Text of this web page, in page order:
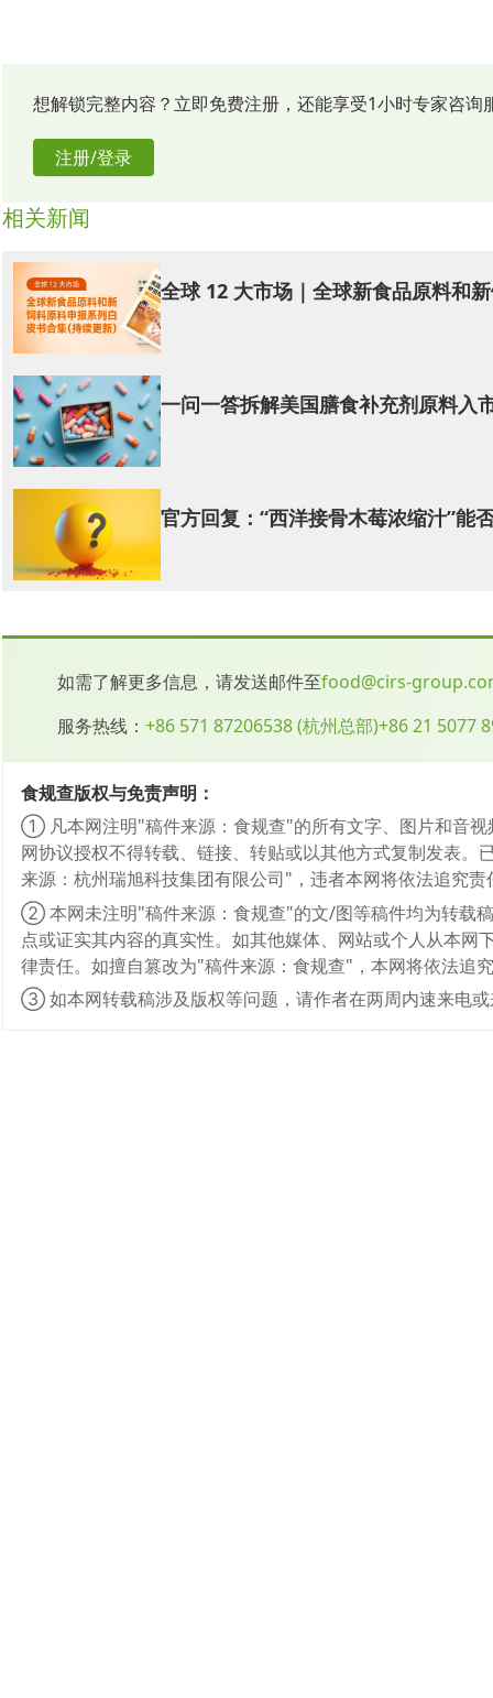
想解锁完整内容？立即免费注册，还能享受1小时专家咨询
注册/登录
相关新闻
全球 12 大市场｜全球新食品原料和
一问一答拆解美国膳食补充剂原料入
官方回复：“西洋接骨木莓浓缩汁”能
如需了解更多信息，请发送邮件至food@cirs-
服务热线： +86 571 87206538(杭州总部)+86 21 5077
食规查版权与免责声明：
① 凡本网注明"稿件来源：食规查"的所有文字、图片和音
网协议授权不得转载、链接、转贴或以其他方式复制发表
来源：杭州瑞旭科技集团有限公司"，违者本网将依法追究责
② 本网未注明"稿件来源：食规查"的文/图等稿件均为转载
点或证实其内容的真实性。如其他媒体、网站或个人从本
律责任。如擅自篡改为"稿件来源：食规查"，本网将依法追
③ 如本网转载稿涉及版权等问题，请作者在两周内速来电